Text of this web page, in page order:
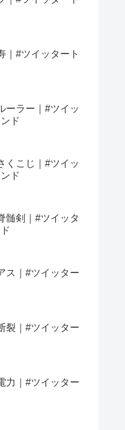
｜#ツイッタート
ーラー｜#ツイッ
ド
くこじ｜#ツイッ
ド
髄剣｜#ツイッタ
ス｜#ツイッター
裂｜#ツイッター
力｜#ツイッター